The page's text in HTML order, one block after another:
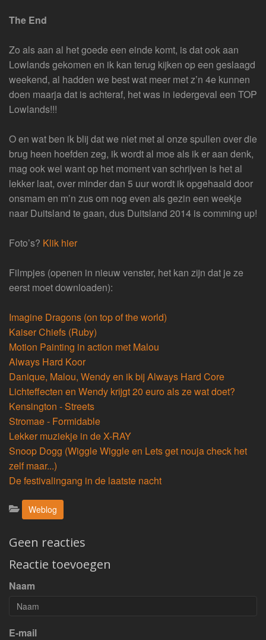
The End
Zo als aan al het goede een einde komt, is dat ook aan
Lowlands gekomen en ik kan terug kijken op een geslaagd
weekend, al hadden we best wat meer met z’n 4e kunnen
doen maarja dat is achteraf, het was in iedergeval een TOP
Lowlands!!!
O en wat ben ik blij dat we niet met al onze spullen over die
brug heen hoefden zeg, ik wordt al moe als ik er aan denk,
mag ook wel want op het moment van schrijven is het al
lekker laat, over minder dan 5 uur wordt ik opgehaald door
onsmam en m’n zus om nog even als gezin een weekje
naar Duitsland te gaan, dus Duitsland 2014 is comming up!
Foto’s? Klik hier
Filmpjes (openen in nieuw venster, het kan zijn dat je ze
eerst moet downloaden):
Imagine Dragons (on top of the world)
Kaiser Chiefs (Ruby)
Motion Painting in action met Malou
Always Hard Koor
Danique, Malou, Wendy en ik bij Always Hard Core
Lichteffecten en Wendy krijgt 20 euro als ze wat doet?
Kensington - Streets
Stromae - Formidable
Lekker muziekje in de X-RAY
Snoop Dogg (Wiggle Wiggle en Lets get nouja check het
zelf maar...)
De festivalingang in de laatste nacht
Categorieën:
Weblog
Geen reacties
Reactie toevoegen
Naam
E-mail